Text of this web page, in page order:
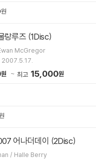
원
랑루즈 (1Disc)
McGregor
2007.5.17.
원 최고 15,000원
어나더데이 (2Disc)
/ Halle Berry